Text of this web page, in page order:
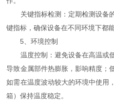
关键指标检测：定期检测设备
键指标，确保设备在不同环境下都
5、环境控制
温度控制：避免设备在高温或
导致金属部件热膨胀，影响精度；
如需在温度波动较大的环境中使用
箱）保持温度稳定。